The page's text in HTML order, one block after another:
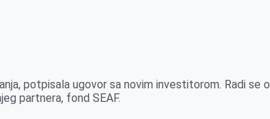
potpisala ugovor sa novim investitorom. Radi se o
partnera, fond SEAF.